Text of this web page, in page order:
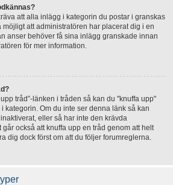
att alla inlägg i kategorin du postar i granskas
att administratören har placerat dig i en
anser behöver få sina inlägg granskade innan
för mer information.
tråd”-länken i tråden så kan du "knuffa upp"
kategorin. Om du inte ser denna länk så kan
eller så har inte den krävda
också att knuffa upp en tråd genom att helt
dig dock först om att du följer forumreglerna.